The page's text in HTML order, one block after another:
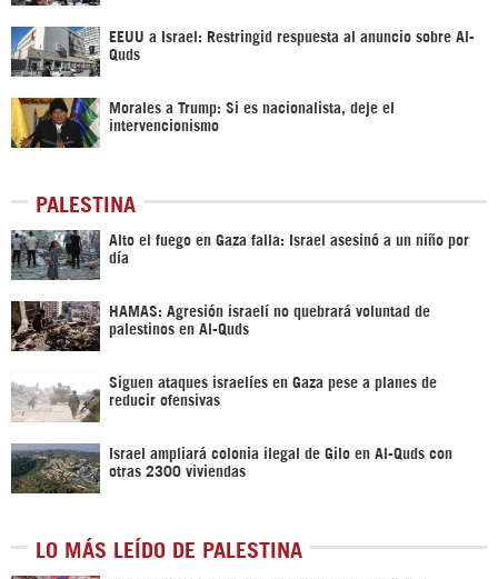
EEUU a Israel: Restringid respuesta al anuncio sobre Al-
Quds
Morales a Trump: Si es nacionalista, deje el
intervencionismo
PALESTINA
Alto el fuego en Gaza falla: Israel asesinó a un niño por
día
HAMAS: Agresión israelí no quebrará voluntad de
palestinos en Al-Quds
Siguen ataques israelíes en Gaza pese a planes de
reducir ofensivas
Israel ampliará colonia ilegal de Gilo en Al-Quds con
otras 2300 viviendas
LO MÁS LEÍDO DE PALESTINA